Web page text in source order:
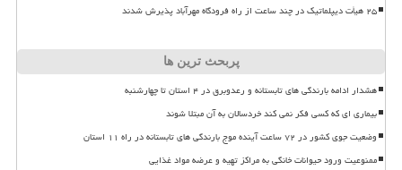
۲۵ هیأت دیپلماتیک در چند ساعت از راه فرودگاه مهرآباد پذیرش شدند
پربحث ترین ها
هشدار ادامه بارندگی های تابستانه و رعدوبرق در ۴ استان تا چهارشنبه
بیماری ای که کسی فکر نمی کند خردسالان به آن مبتلا شوند
وضعیت جوی کشور در ۷۲ ساعت آینده موج بارندگی های تابستانه در راه ۱۱ استان
ممنوعیت ورود حیوانات خانگی به مراکز تهیه و عرضه مواد غذایی